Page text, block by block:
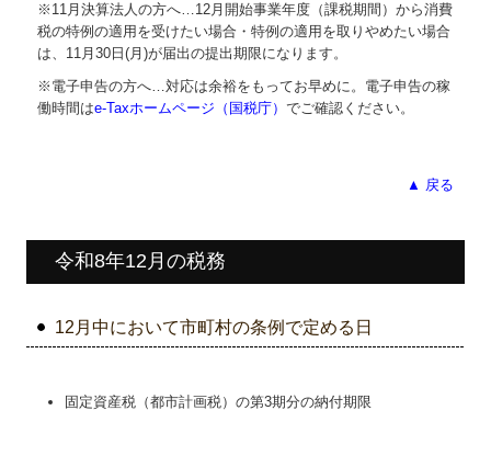
※11月決算法人の方へ…12月開始事業年度（課税期間）から消費
税の特例の適用を受けたい場合・特例の適用を取りやめたい場合
は、11月30日(月)が届出の提出期限になります。
※電子申告の方へ…対応は余裕をもってお早めに。電子申告の稼
働時間はe-Taxホームページ（国税庁）でご確認ください。
▲ 戻る
令和8年12月の税務
12月中において市町村の条例で定める日
固定資産税（都市計画税）の第3期分の納付期限